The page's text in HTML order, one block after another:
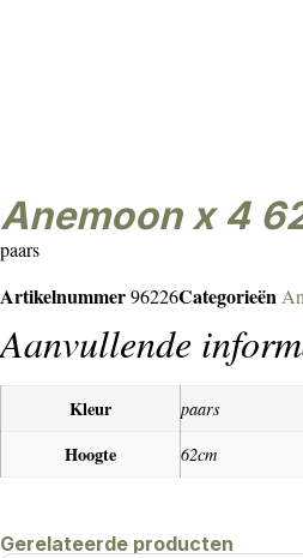
anemoon x 4
paars
Artikelnummer96226Categorieën
Aanvullende
Kleur paars
Hoogte 62cm
Gerelateerde producten